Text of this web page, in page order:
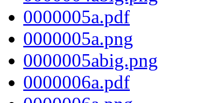
0000005a.pdf
0000005a.png
0000005abig.png
0000006a.pdf